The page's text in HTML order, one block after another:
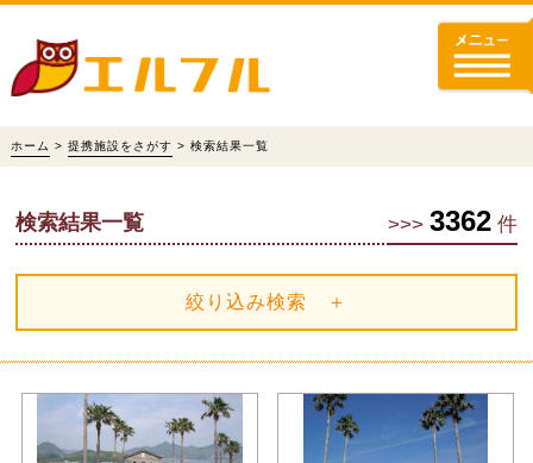
ホーム > 提携施設をさがす > 検索結果一覧
>>> 3362 件
検索結果一覧
絞り込み検索 ＋